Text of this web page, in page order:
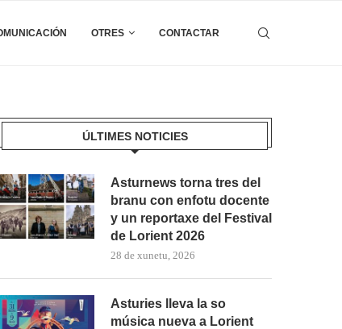
OTRES CONTACTAR
ÚLTIMES NOTICIES
Asturnews torna tres del
branu con enfotu docente
y un reportaxe del Festival
de Lorient 2026
28 de xunetu, 2026
Asturies lleva la so
música nueva a Lorient